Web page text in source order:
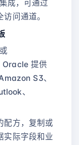
成，可通过
问通道。
Oracle 提供
S3、
、
配方，复制或
实际字段和业